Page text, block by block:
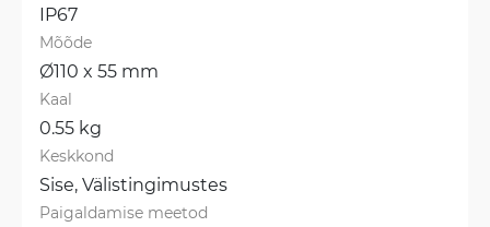
IP67
Mõõde
Ø110 x 55 mm
Kaal
0.55 kg
Keskkond
Sise, Välistingimustes
Paigaldamise meetod